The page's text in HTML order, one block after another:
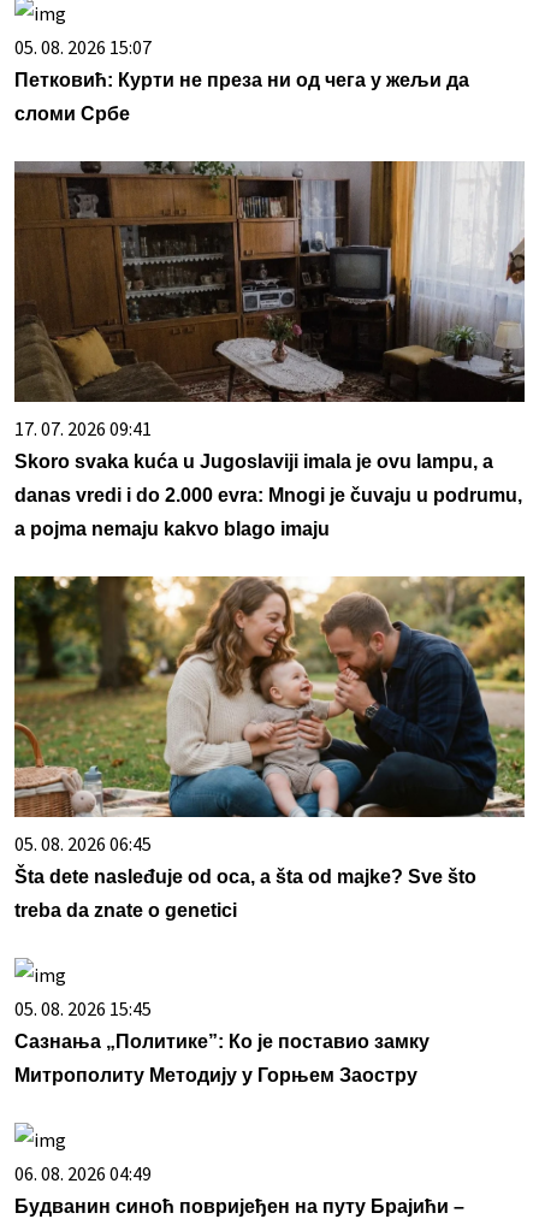
05. 08. 2026 15:07
Петковић: Курти не преза ни од чега у жељи да
сломи Србе
17. 07. 2026 09:41
Skoro svaka kuća u Jugoslaviji imala je ovu lampu, a
danas vredi i do 2.000 evra: Mnogi je čuvaju u podrumu,
a pojma nemaju kakvo blago imaju
05. 08. 2026 06:45
Šta dete nasleđuje od oca, a šta od majke? Sve što
treba da znate o genetici
05. 08. 2026 15:45
Сазнања „Политике”: Ко је поставио замку
Митрополиту Методију у Горњем Заостру
06. 08. 2026 04:49
Будванин синоћ повријеђен на путу Брајићи –